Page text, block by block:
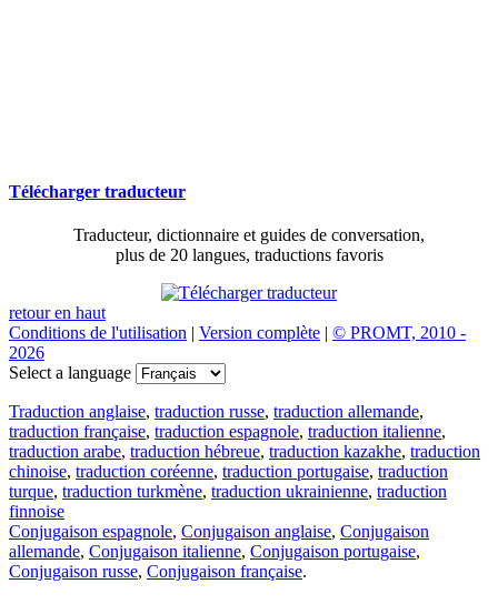
Télécharger traducteur
Traducteur, dictionnaire et guides de conversation,
plus de 20 langues, traductions favoris
retour en haut
Conditions de l'utilisation | Version complète | © PROMT, 2010 -
2026
Select a language
Traduction anglaise, traduction russe, traduction allemande,
traduction française, traduction espagnole, traduction italienne,
traduction arabe, traduction hébreue, traduction kazakhe, traduction
chinoise, traduction coréenne, traduction portugaise, traduction
turque, traduction turkmène, traduction ukrainienne, traduction
finnoise
Conjugaison espagnole, Conjugaison anglaise, Conjugaison
allemande, Conjugaison italienne, Conjugaison portugaise,
Conjugaison russe, Conjugaison française.